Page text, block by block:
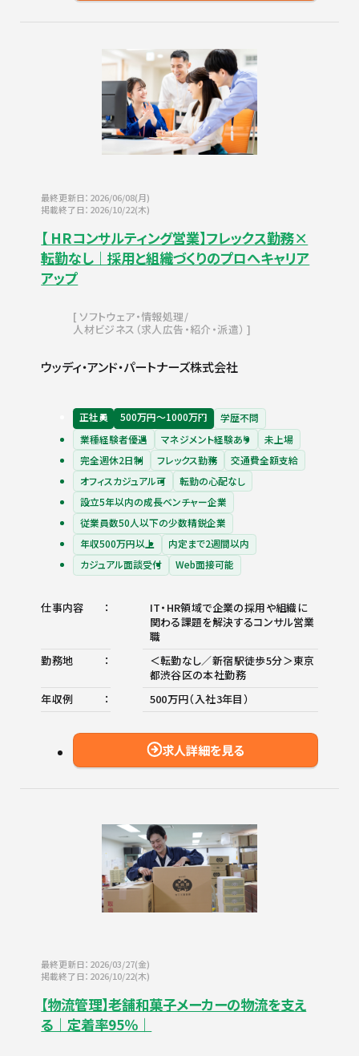
最終更新日：2026/06/08(月)
掲載終了日：2026/10/22(木)
【 HRコンサルティング営業】フレックス勤務×
転勤なし｜採用と組織づくりのプロへキャリア
アップ
ソフトウェア・情報処理
人材ビジネス（求人広告・紹介・派遣）
ウッディ・アンド・パートナーズ株式会社
正社員 500万円〜1000万円
学歴不問
業種経験者優遇
マネジメント経験あり
未上場
完全週休2日制
フレックス勤務
交通費全額支給
オフィスカジュアル可
転勤の心配なし
設立5年以内の成長ベンチャー企業
従業員数50人以下の少数精鋭企業
年収500万円以上
内定まで2週間以内
カジュアル面談受付
Web面接可能
仕事内容
IT・HR領域で企業の採用や組織に
関わる課題を解決するコンサル営業
職
勤務地
＜転勤なし／新宿駅徒歩5分＞東京
都渋谷区の本社勤務
年収例
500万円（入社3年目）
求人詳細を見る
最終更新日：2026/03/27(金)
掲載終了日：2026/10/22(木)
【物流管理】老舗和菓子メーカーの物流を支え
る｜定着率95％｜